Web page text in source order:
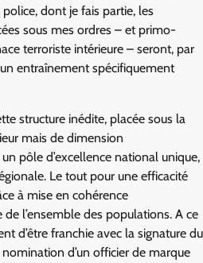
dont je fais partie, les
sous mes ordres – et primo-
terroriste intérieure – seront, par
entraînement spécifiquement
structure inédite, placée sous la
mais de dimension
pôle d’excellence national unique,
Le tout pour une efficacité
à mise en cohérence
l’ensemble des populations. A ce
d’être franchie avec la signature du
d’un officier de marque